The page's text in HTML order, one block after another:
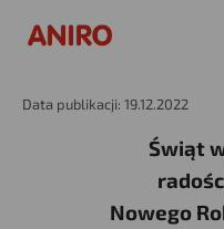
Data publikacji: 19.12.2022
Świąt
Nowego